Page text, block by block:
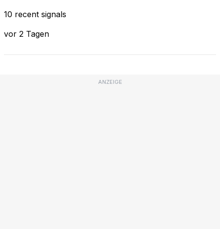
10 recent signals
vor 2 Tagen
ANZEIGE